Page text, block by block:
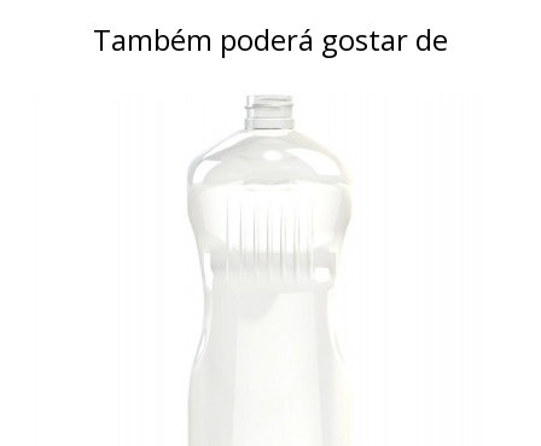
Também poderá gostar de